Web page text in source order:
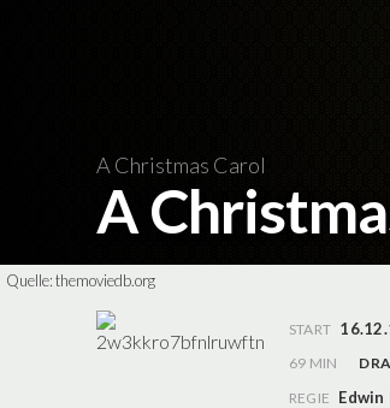
A Christmas Carol
A
Quelle:themoviedb.org
START
69 MIN
REGIE Edwin